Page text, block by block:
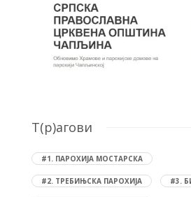
T(р)агови
#1. ПАРОХИЈА МОСТАРСКА
#2. ТРЕБИЊСКА ПАРОХИЈА #3.